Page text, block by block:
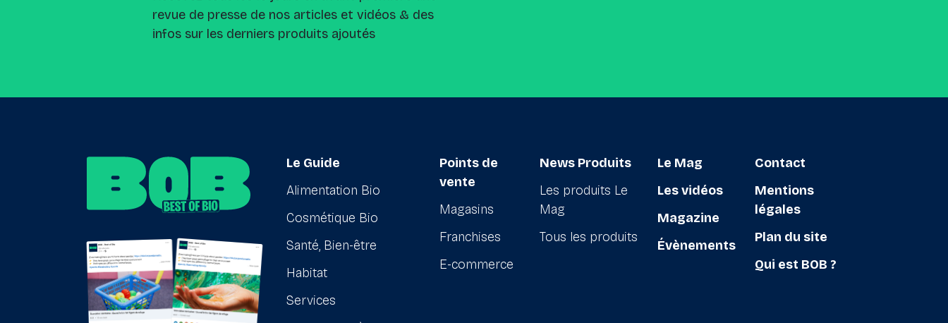
revue de presse de nos articles et vidéos & des
infos sur les derniers produits ajoutés
Le Guide
Alimentation Bio
Cosmétique Bio
Santé, Bien-être
Habitat
Services
Points de
vente
Magasins
Franchises
E-commerce
News Produits
Les produits Le
Mag
Tous les produits
Le Mag
Les vidéos
Magazine
Évènements
Contact
Mentions
légales
Plan du site
Qui est BOB ?